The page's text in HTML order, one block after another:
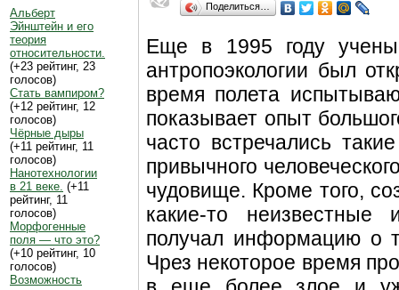
Альберт
Эйнштейн и его
теория
относительности.
(+23 рейтинг, 23
голосов)
Стать вампиром?
(+12 рейтинг, 12
голосов)
Чёрные дыры
(+11 рейтинг, 11
голосов)
Нанотехнологии
в 21 веке. (+11
рейтинг, 11
голосов)
Морфогенные
поля — что это?
(+10 рейтинг, 10
голосов)
Возможность
Поделиться…
Еще в 1995 году
антропоэкологии был
время полета
показывает опыт
часто встречались
привычного
чудовище. Кроме того,
какие-то
получал информацию о
Чрез некоторое время